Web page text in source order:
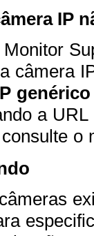
IP
câmera
genérico
a
o